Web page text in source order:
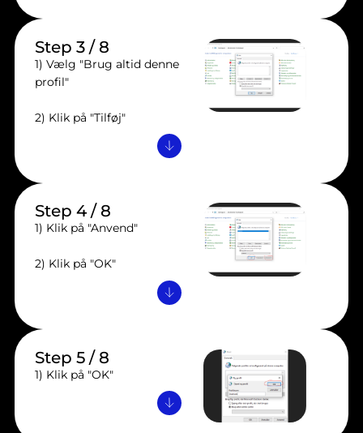
Step 3 / 8
1) Vælg "Brug altid denne
profil"
2) Klik på "Tilføj"
Step 4 / 8
1) Klik på "Anvend"
2) Klik på "OK"
Step 5 / 8
1) Klik på "OK"